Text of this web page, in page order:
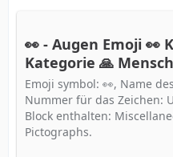
👀 - Augen Emoji 👀
Kategorie 🙏
Unicode-Nummer:
erfahren und ✂
Emoji symbol: 👀, Name
Nummer für das Zeichen:
Block enthalten:
Pictographs.